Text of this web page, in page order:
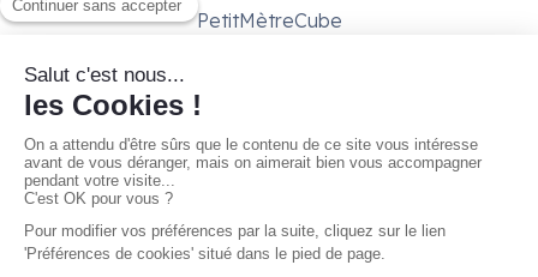
PetitMètreCube
Besoin d'aide ?
Conditions générales
Gestion des cookies